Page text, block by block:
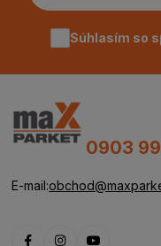
Súhlasím so
0903
E-mail: